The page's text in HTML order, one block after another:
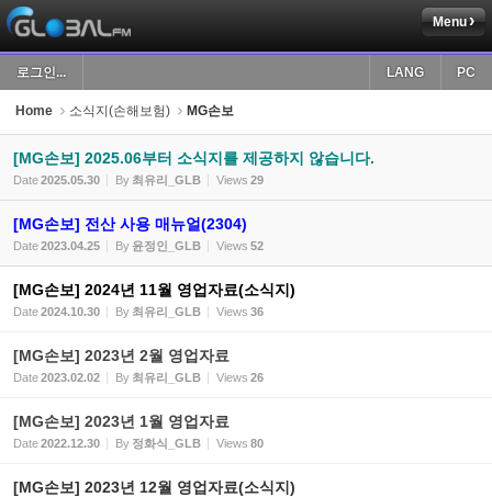
Menu
로그인... PC
LANG
Home 소식지(손해보험) MG손보
[MG손보] 2025.06부터 소식지를 제공하지 않습니다.
Date2025.05.30 By 최유리_GLB Views 29
[MG손보] 전산 사용 매뉴얼(2304)
Date2023.04.25 By 윤정인_GLB Views 52
[MG손보] 2024년 11월 영업자료(소식지)
Date2024.10.30 By 최유리_GLB Views 36
[MG손보] 2023년 2월 영업자료
Date2023.02.02 By 최유리_GLB Views 26
[MG손보] 2023년 1월 영업자료
Date2022.12.30 By 정화식_GLB Views 80
[MG손보] 2023년 12월 영업자료(소식지)
Sketchbook5, 스케치북5
Sketchbook5, 스케치북5